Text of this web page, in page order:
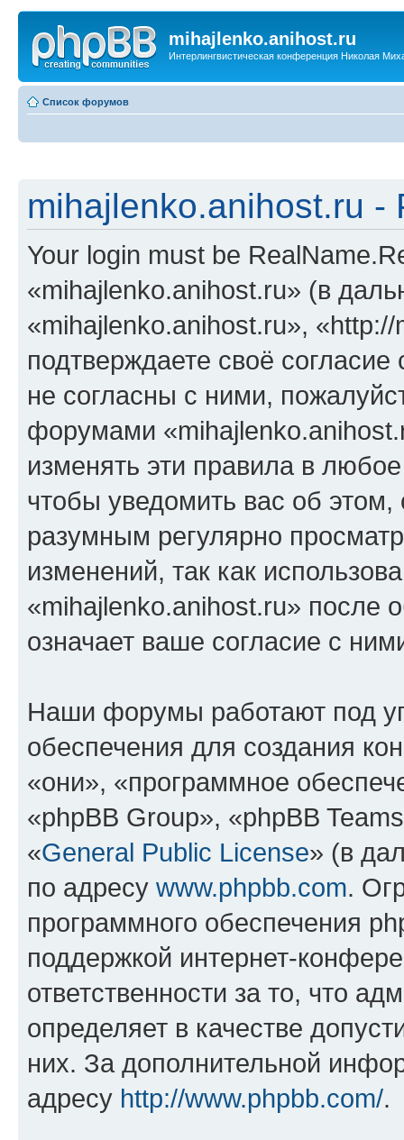
mihajlenko.anihost.ru
Интерлингвистическая конференция Николая
Список форумов
mihajlenko.anihost.ru -
Your login must be
«mihajlenko.anihost.ru» (в
«mihajlenko.anihost.ru»,
подтверждаете своё
не согласны с ними,
форумами
изменять эти правила в
чтобы уведомить вас об
разумным регулярно
изменений, так как
«mihajlenko.anihost.ru» после
означает ваше согласие с
Наши форумы работают под
обеспечения для создания
«они», «программное
«phpBB Group», «phpBB
«General Public License» (в
по адресу www.phpbb.com.
программного обеспечения
поддержкой интернет-
ответственности за то, что
определяет в качестве
них. За дополнительной
адресу http://www.phpbb.com/.